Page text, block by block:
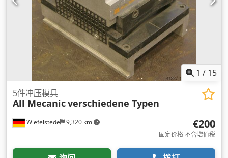
1 / 15
Wiefelstede 9,320 km
5件冲压模具
All Mecanicverschiedene Typen
€200
固定价格 不含增值税